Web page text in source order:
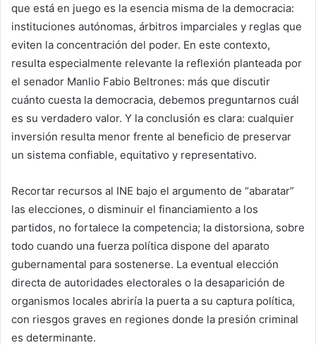
que está en juego es la esencia misma de la democracia:
instituciones autónomas, árbitros imparciales y reglas que
eviten la concentración del poder. En este contexto,
resulta especialmente relevante la reflexión planteada por
el senador Manlio Fabio Beltrones: más que discutir
cuánto cuesta la democracia, debemos preguntarnos cuál
es su verdadero valor. Y la conclusión es clara: cualquier
inversión resulta menor frente al beneficio de preservar
un sistema confiable, equitativo y representativo.
Recortar recursos al INE bajo el argumento de “abaratar”
las elecciones, o disminuir el financiamiento a los
partidos, no fortalece la competencia; la distorsiona, sobre
todo cuando una fuerza política dispone del aparato
gubernamental para sostenerse. La eventual elección
directa de autoridades electorales o la desaparición de
organismos locales abriría la puerta a su captura política,
con riesgos graves en regiones donde la presión criminal
es determinante.